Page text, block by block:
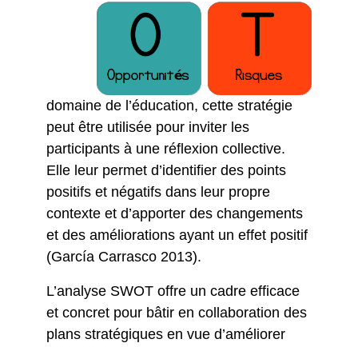
domaine de l’éducation, cette stratégie
peut être utilisée pour inviter les
participants à une réflexion collective.
Elle leur permet d’identifier des points
positifs et négatifs dans leur propre
contexte et d’apporter des changements
et des améliorations ayant un effet positif
(García Carrasco 2013).
L’analyse SWOT offre un cadre efficace
et concret pour bâtir en collaboration des
plans stratégiques en vue d’améliorer